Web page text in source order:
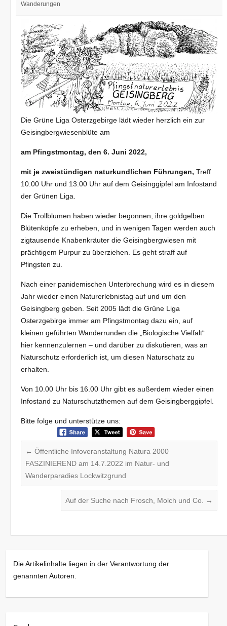
Wanderungen
Die Grüne Liga Osterzgebirge lädt wieder herzlich ein zur
Geisingbergwiesenblüte am
am Pfingstmontag, den 6. Juni 2022,
mit je zweistündigen naturkundlichen Führungen,Treff
10.00 Uhr und 13.00 Uhr auf dem Geisinggipfel am Infostand
der Grünen Liga.
Die Trollblumen haben wieder begonnen, ihre goldgelben
Blütenköpfe zu erheben, und in wenigen Tagen werden auch
zigtausende Knabenkräuter die Geisingbergwiesen mit
prächtigem Purpur zu überziehen. Es geht straff auf
Pfingsten zu.
Nach einer panidemischen Unterbrechung wird es in diesem
Jahr wieder einen Naturerlebnistag auf und um den
Geisingberg geben. Seit 2005 lädt die Grüne Liga
Osterzgebirge immer am Pfingstmontag dazu ein, auf
kleinen geführten Wanderrunden die „Biologische Vielfalt“
hier kennenzulernen – und darüber zu diskutieren, was an
Naturschutz erforderlich ist, um diesen Naturschatz zu
erhalten.
Von 10.00 Uhr bis 16.00 Uhr gibt es außerdem wieder einen
Infostand zu Naturschutzthemen auf dem Geisingberggipfel.
Bitte folge und unterstütze uns:
← Öffentliche Infoveranstaltung Natura 2000
FASZINIEREND am 14.7.2022 im Natur- und
Wanderparadies Lockwitzgrund
Auf der Suche nach Frosch, Molch und Co. →
Die Artikelinhalte liegen in der Verantwortung der
genannten Autoren.